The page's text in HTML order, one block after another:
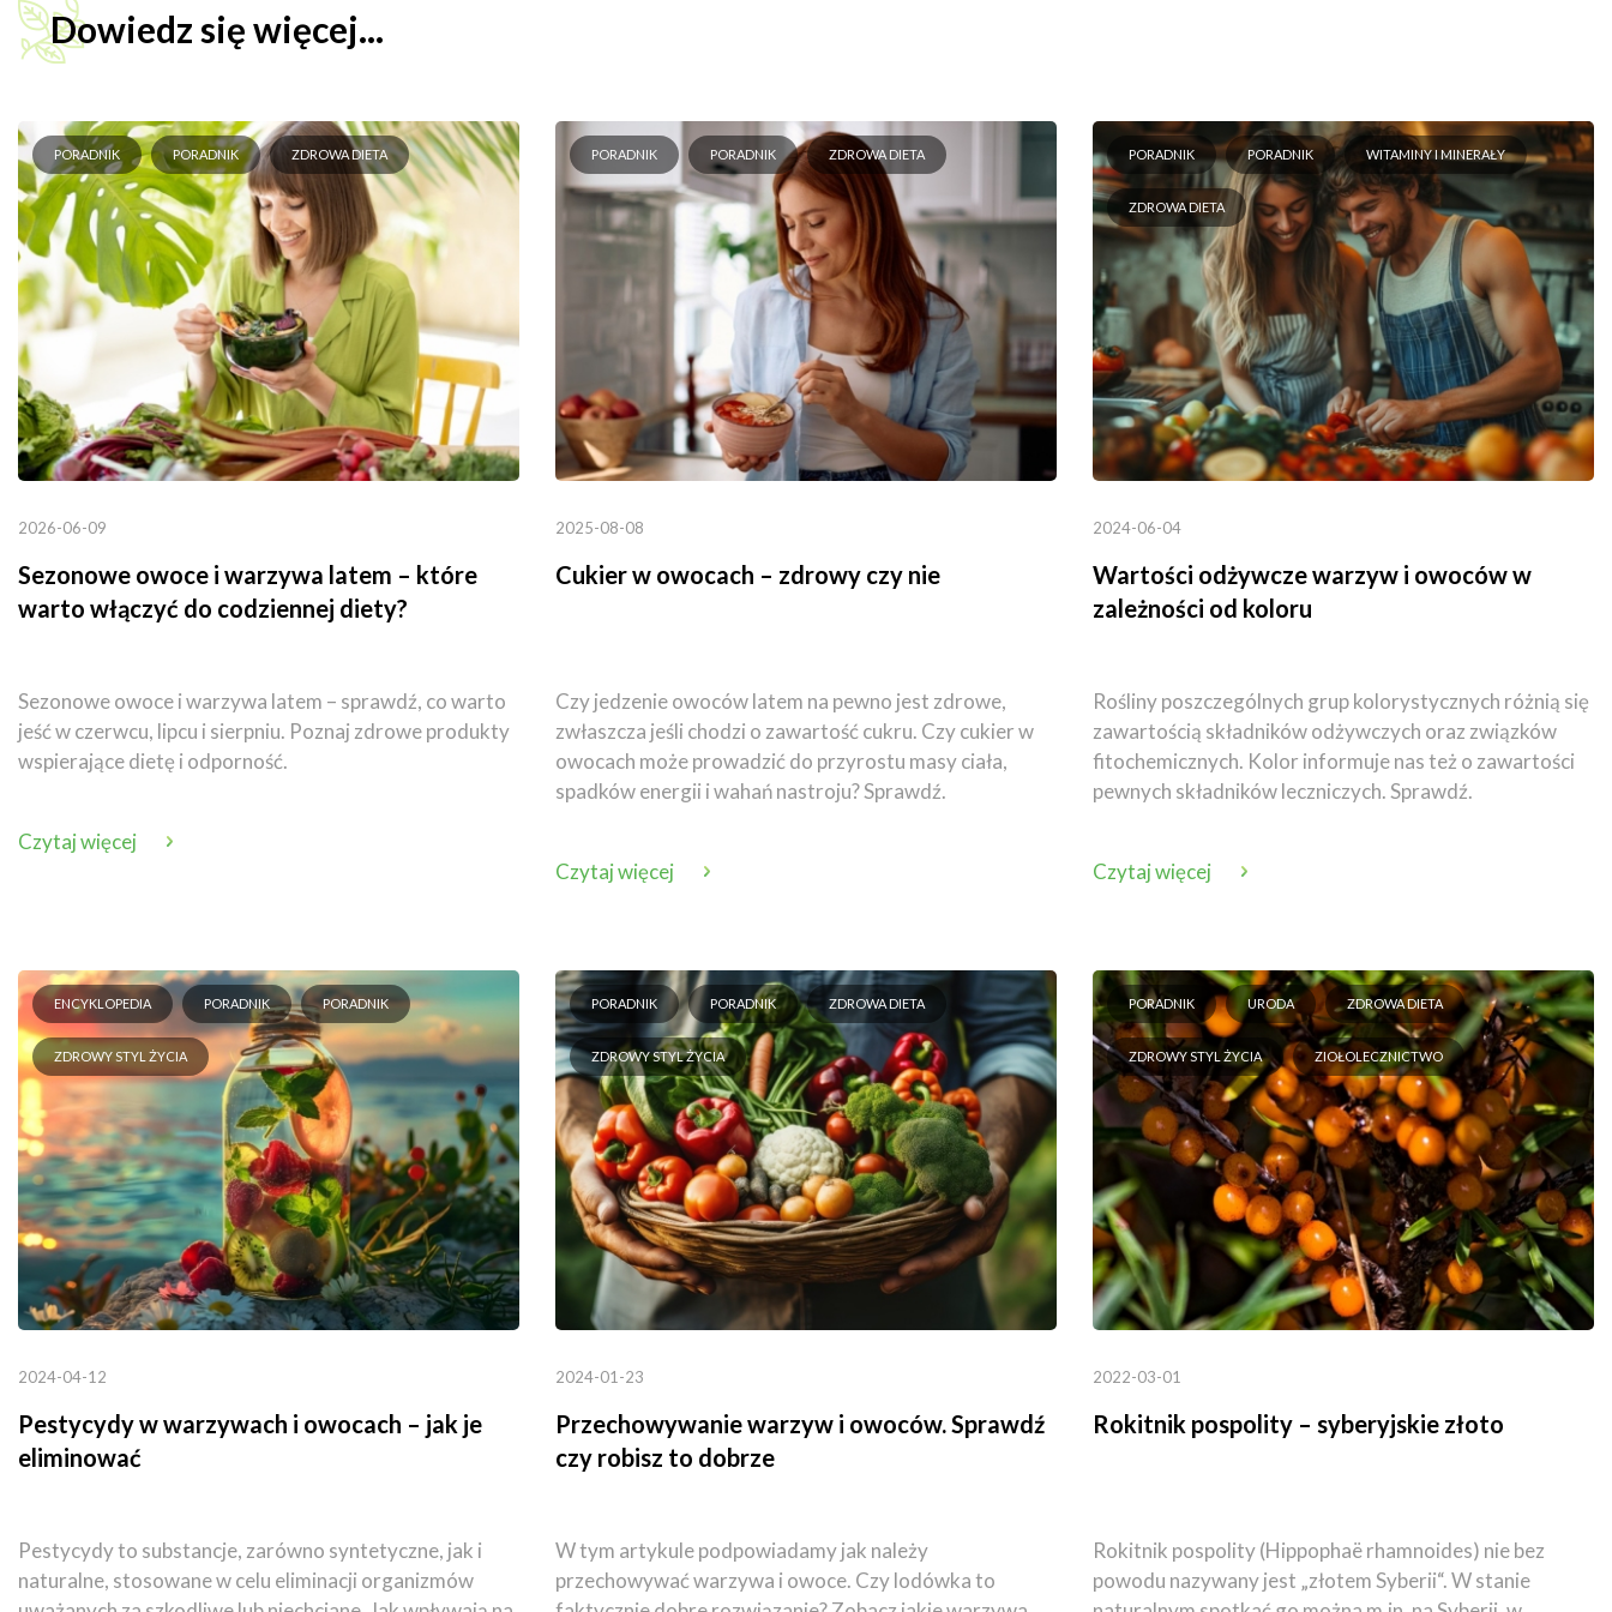
Dowiedz się więcej...
PORADNIK PORADNIK ZDROWA DIETA
2026-06-09
Sezonowe owoce i warzywa latem – które
warto włączyć do codziennej diety?
Sezonowe owoce i warzywa latem – sprawdź, co warto
jeść w czerwcu, lipcu i sierpniu. Poznaj zdrowe produkty
wspierające dietę i odporność.
Czytaj więcej
PORADNIK PORADNIK ZDROWA DIETA
2025-08-08
Cukier w owocach – zdrowy czy nie
Czy jedzenie owoców latem na pewno jest zdrowe,
zwłaszcza jeśli chodzi o zawartość cukru. Czy cukier w
owocach może prowadzić do przyrostu masy ciała,
spadków energii i wahań nastroju? Sprawdź.
Czytaj więcej
PORADNIK PORADNIK WITAMINY I MINERAŁY
ZDROWA DIETA
2024-06-04
Wartości odżywcze warzyw i owoców w
zależności od koloru
Rośliny poszczególnych grup kolorystycznych różnią się
zawartością składników odżywczych oraz związków
fitochemicznych. Kolor informuje nas też o zawartości
pewnych składników leczniczych. Sprawdź.
Czytaj więcej
ENCYKLOPEDIA PORADNIK PORADNIK
ZDROWY STYL ŻYCIA
2024-04-12
Pestycydy w warzywach i owocach – jak je
eliminować
Pestycydy to substancje, zarówno syntetyczne, jak i
naturalne, stosowane w celu eliminacji organizmów
PORADNIK PORADNIK ZDROWA DIETA
ZDROWY STYL ŻYCIA
2024-01-23
Przechowywanie warzyw i owoców. Sprawdź
czy robisz to dobrze
W tym artykule podpowiadamy jak należy
przechowywać warzywa i owoce. Czy lodówka to
PORADNIK URODA ZDROWA DIETA
ZDROWY STYL ŻYCIA ZIOŁOLECZNICTWO
2022-03-01
Rokitnik pospolity – syberyjskie złoto
Rokitnik pospolity (Hippophaë rhamnoides) nie bez
powodu nazywany jest „złotem Syberii“. W stanie